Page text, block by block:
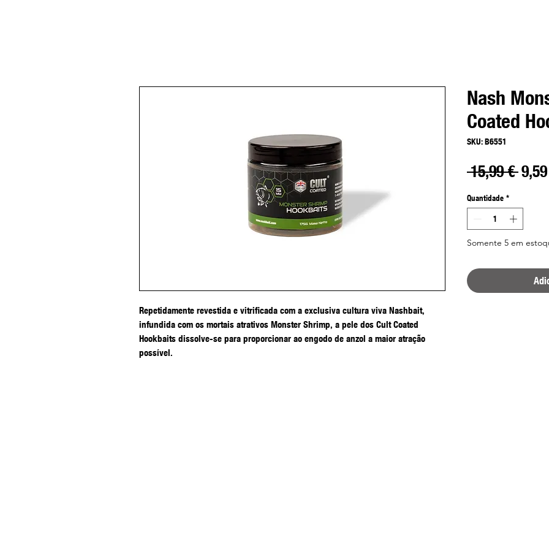
Repetidamente revestida e vitrificada com a exclusiva cultura viva Nashbait,
infundida com os mortais atrativos Monster Shrimp, a pele dos Cult Coated
Hookbaits dissolve-se para proporcionar ao engodo de anzol a maior atração
possível.
Nash
Coated
SKU: B6551
15,99 €
Quantidade *
Somente 5 em